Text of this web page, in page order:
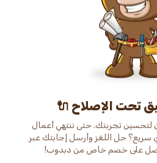
تحت الإصلاح 🔌
لتحسين تجربتك. حتى ننتهي أعمال
سريع؟ حل اللغز وأرسل إجابتك عبر
لتحصل على خصم خاص من دبدوب!